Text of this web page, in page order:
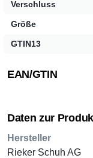
Verschluss
Größe
GTIN13
EAN/GTIN
Daten zur
Hersteller
Rieker Schuh AG